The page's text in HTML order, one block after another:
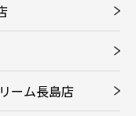
ーム長島店